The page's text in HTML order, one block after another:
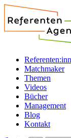
Matchmaker
Themen
Videos
Bücher
Management
Blog
Kontakt